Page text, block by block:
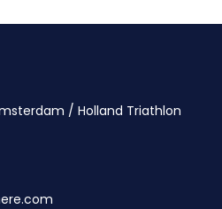
/ Holland Triathlon